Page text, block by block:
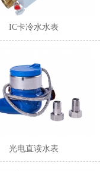
IC卡冷水水表
光电直读水表